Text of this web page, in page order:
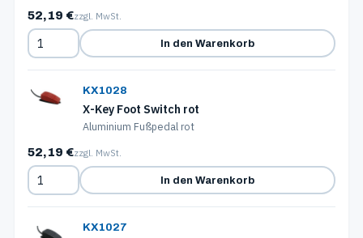
52,19 €zzgl. MwSt.
In den Warenkorb
KX1028
X-Key Foot Switch rot
Aluminium Fußpedal rot
52,19 €zzgl. MwSt.
In den Warenkorb
KX1027